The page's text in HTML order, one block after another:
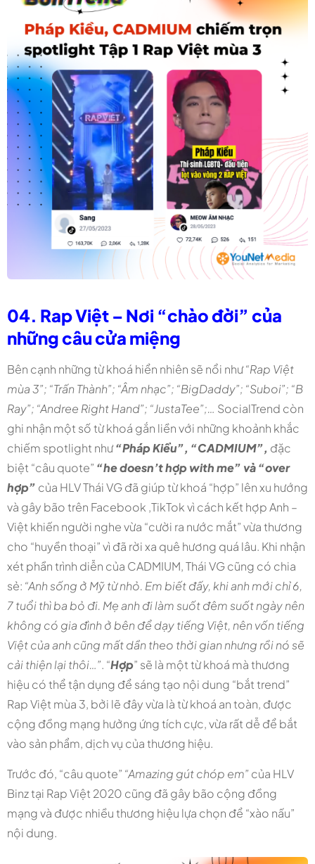
04. Rap Việt – Nơi “chào đời” của
những câu cửa miệng
Bên cạnh những từ khoá hiển nhiên sẽ nổi như“Rap Việt
mùa 3”; “Trấn Thành”; “Âm nhạc”; “BigDaddy”; “Suboi”; “B
Ray”; “Andree Right Hand”; “JustaTee”;… SocialTrend còn
ghi nhận một số từ khoá gắn liền với những khoảnh khắc
chiếm spotlight như“Pháp Kiều”, “CADMIUM”, đặc
biệt “câu quote” “he doesn’t hợp with me” và “over
hợp” của HLV Thái VG đã giúp từ khoá “hợp” lên xu hướng
và gây bão trên Facebook ,TikTok vì cách kết hợp Anh –
Việt khiến người nghe vừa “cười ra nước mắt” vừa thương
cho “huyền thoại” vì đã rời xa quê hương quá lâu. Khi nhận
xét phần trình diễn của CADMIUM, Thái VG cũng có chia
sẻ: “Anh sống ở Mỹ từ nhỏ. Em biết đấy, khi anh mới chỉ 6,
7 tuổi thì ba bỏ đi. Mẹ anh đi làm suốt đêm suốt ngày nên
không có gia đình ở bên để dạy tiếng Việt, nên vốn tiếng
Việt của anh cũng mất dần theo thời gian nhưng rồi nó sẽ
cải thiện lại thôi…”. “Hợp” sẽ là một từ khoá mà thương
hiệu có thể tận dụng để sáng tạo nội dung “bắt trend”
Rap Việt mùa 3, bởi lẽ đây vừa là từ khoá an toàn, được
cộng đồng mạng hưởng ứng tích cực, vừa rất dễ để bắt
vào sản phẩm, dịch vụ của thương hiệu.
Trước đó, “câu quote” “Amazing gút chóp em” của HLV
Binz tại Rap Việt 2020 cũng đã gây bão cộng đồng
mạng và được nhiều thương hiệu lựa chọn để “xào nấu”
nội dung.